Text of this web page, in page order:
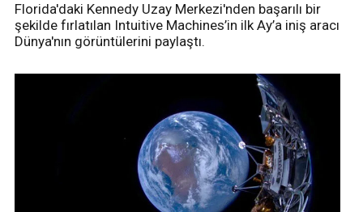
Florida'daki Kennedy Uzay Merkezi'nden başarılı bir
şekilde fırlatılan Intuitive Machines’in ilk Ay’a iniş aracı
Dünya'nın görüntülerini paylaştı.